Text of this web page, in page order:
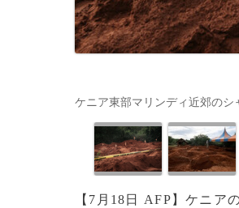
ケニア東部マリンディ近郊のシ
【7月18日 AFP】ケニア